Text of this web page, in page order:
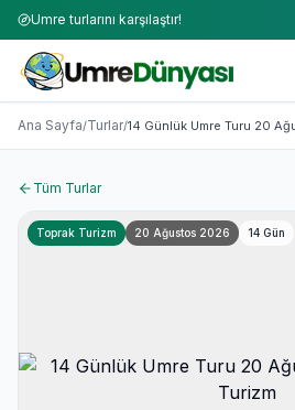
Umre turlarını karşılaştır!
Umre Turları 2026-2027 | 50+ Firma
14 Günlük Umre Turu 20 Ağustos
Ana Sayfa/Turlar/14 Günlük Umre Turu 20
Tüm Turlar
Toprak Turizm 20 Ağustos 2026 14 Gün